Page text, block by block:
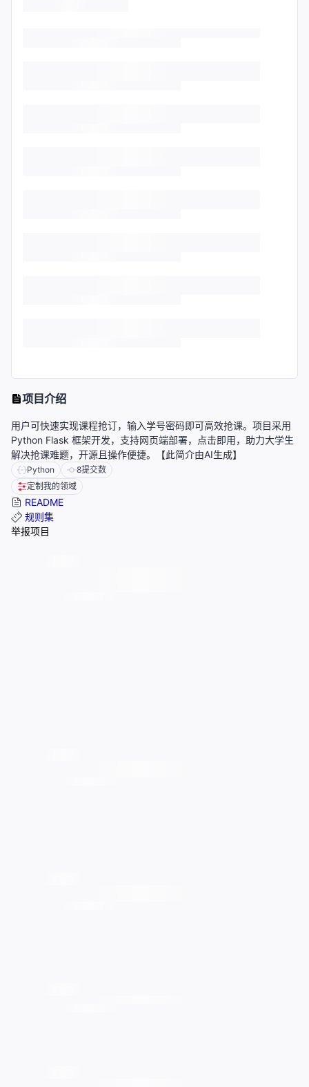
项目介绍
用户可快速实现课程抢订，输入学号密码即可高效抢课。项目采用
Python Flask 框架开发，支持网页端部署，点击即用，助力大学生
解决抢课难题，开源且操作便捷。【此简介由AI生成】
Python 8提交数
定制我的领域
README
规则集
举报项目